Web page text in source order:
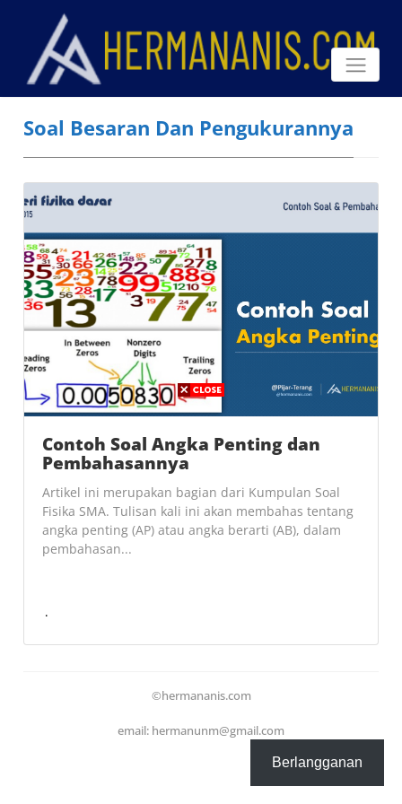
Soal Besaran Dan Pengukurannya
Contoh Soal Angka Penting dan
Pembahasannya
Artikel ini merupakan bagian dari Kumpulan Soal
Fisika SMA. Tulisan kali ini akan membahas tentang
angka penting (AP) atau angka berarti (AB), dalam
pembahasan...
©hermananis.com
email: hermanunm@gmail.com
Berlangganan